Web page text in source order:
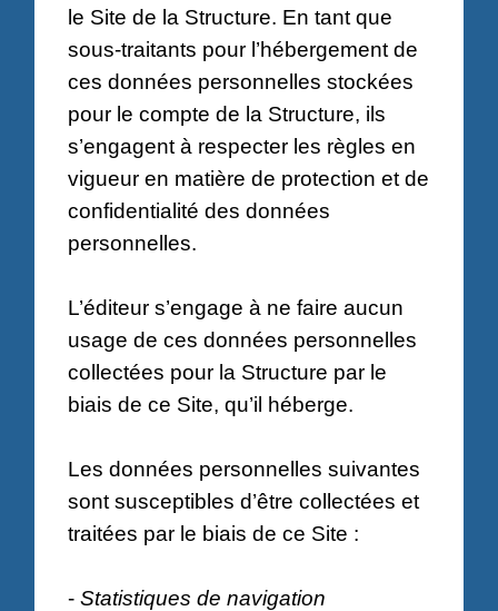
le Site de la Structure. En tant que
sous-traitants pour l’hébergement de
ces données personnelles stockées
pour le compte de la Structure, ils
s’engagent à respecter les règles en
vigueur en matière de protection et de
confidentialité des données
personnelles.
L’éditeur s’engage à ne faire aucun
usage de ces données personnelles
collectées pour la Structure par le
biais de ce Site, qu’il héberge.
Les données personnelles suivantes
sont susceptibles d’être collectées et
traitées par le biais de ce Site :
-Statistiques de navigation